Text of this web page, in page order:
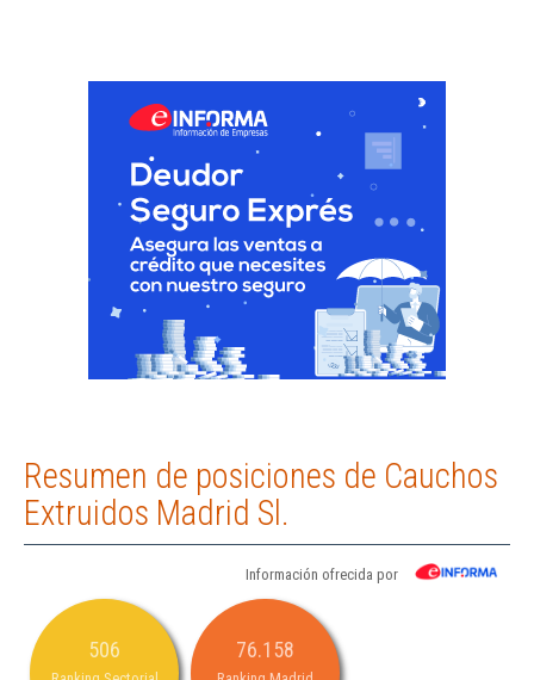
Resumen de posiciones de Cauchos
Extruidos Madrid Sl.
Información ofrecida por
506 76.158